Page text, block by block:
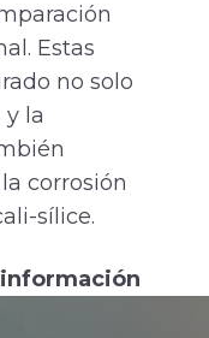
Estas
no solo
la
corrosión
sílice.
información